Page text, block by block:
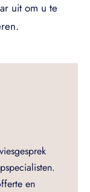
uit om u te
en